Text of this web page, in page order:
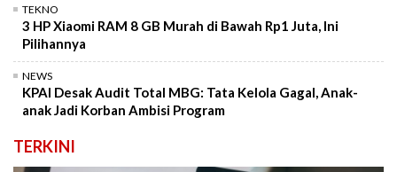
TEKNO
3 HP Xiaomi RAM 8 GB Murah di Bawah Rp1 Juta, Ini
Pilihannya
NEWS
KPAI Desak Audit Total MBG: Tata Kelola Gagal, Anak-
anak Jadi Korban Ambisi Program
TERKINI